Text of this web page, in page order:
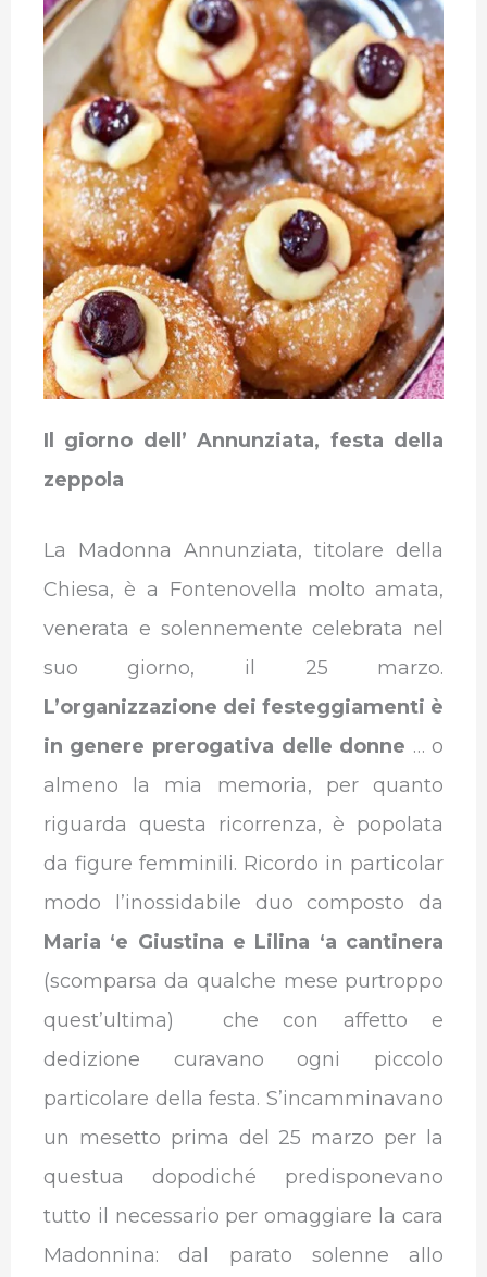
Il giorno dell’ Annunziata, festa della
zeppola
La Madonna Annunziata, titolare della
Chiesa, è a Fontenovella molto amata,
venerata e solennemente celebrata nel
suo giorno, il 25 marzo.
L’organizzazione dei festeggiamenti è
in genere prerogativa delle donne … o
almeno la mia memoria, per quanto
riguarda questa ricorrenza, è popolata
da figure femminili. Ricordo in particolar
modo l’inossidabile duo composto da
Maria ‘e Giustina e Lilina ‘a cantinera
(scomparsa da qualche mese purtroppo
quest’ultima) che con affetto e
dedizione curavano ogni piccolo
particolare della festa. S’incamminavano
un mesetto prima del 25 marzo per la
questua dopodiché predisponevano
tutto il necessario per omaggiare la cara
Madonnina: dal parato solenne allo